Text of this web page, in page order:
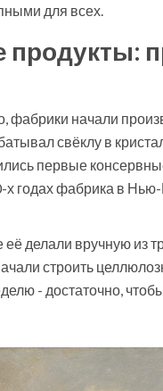
для всех.
продукты:
фабрики начали
свёклу в
первые
годах фабрика в
делали вручную из
строить
- достаточно,